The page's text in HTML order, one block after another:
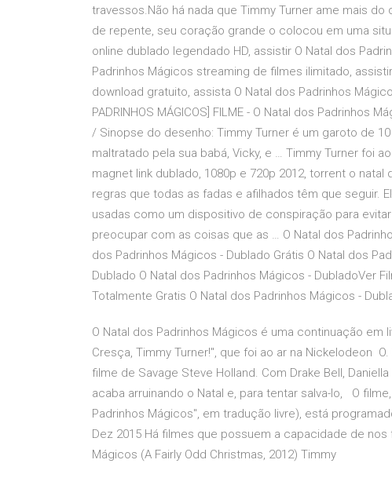
travessos.Não há nada que Timmy Turner ame mais
de repente, seu coração grande o colocou em uma
online dublado legendado HD, assistir O Natal dos
Padrinhos Mágicos streaming de filmes ilimitado,
download gratuito, assista O Natal dos Padrinhos
PADRINHOS MÁGICOS] FILME - O Natal dos Padrinhos
/ Sinopse do desenho: Timmy Turner é um garoto de
maltratado pela sua babá, Vicky, e … Timmy Turner foi
magnet link dublado, 1080p e 720p 2012, torrent o
regras que todas as fadas e afilhados têm que seguir.
usadas como um dispositivo de conspiração para
preocupar com as coisas que as … O Natal dos
dos Padrinhos Mágicos - Dublado Grátis O Natal dos
Dublado O Natal dos Padrinhos Mágicos - DubladoVer
Totalmente Gratis O Natal dos Padrinhos Mágicos -
O Natal dos Padrinhos Mágicos é uma continuação em
Cresça, Timmy Turner!", que foi ao ar na Nickelodeon
filme de Savage Steve Holland. Com Drake Bell,
acaba arruinando o Natal e, para tentar salva-lo, O
Padrinhos Mágicos", em tradução livre), está
Dez 2015 Há filmes que possuem a capacidade de nos
Mágicos (A Fairly Odd Christmas, 2012) Timmy